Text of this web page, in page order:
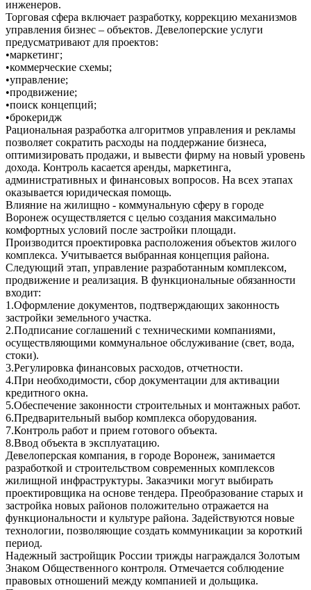
инженеров.
Торговая сфера включает разработку, коррекцию механизмов
управления бизнес – объектов. Девелоперские услуги
предусматривают для проектов:
•маркетинг;
•коммерческие схемы;
•управление;
•продвижение;
•поиск концепций;
•брокеридж
Рациональная разработка алгоритмов управления и рекламы
позволяет сократить расходы на поддержание бизнеса,
оптимизировать продажи, и вывести фирму на новый уровень
дохода. Контроль касается аренды, маркетинга,
административных и финансовых вопросов. На всех этапах
оказывается юридическая помощь.
Влияние на жилищно - коммунальную сферу в городе
Воронеж осуществляется с целью создания максимально
комфортных условий после застройки площади.
Производится проектировка расположения объектов жилого
комплекса. Учитывается выбранная концепция района.
Следующий этап, управление разработанным комплексом,
продвижение и реализация. В функциональные обязанности
входит:
1.Оформление документов, подтверждающих законность
застройки земельного участка.
2.Подписание соглашений с техническими компаниями,
осуществляющими коммунальное обслуживание (свет, вода,
стоки).
3.Регулировка финансовых расходов, отчетности.
4.При необходимости, сбор документации для активации
кредитного окна.
5.Обеспечение законности строительных и монтажных работ.
6.Предварительный выбор комплекса оборудования.
7.Контроль работ и прием готового объекта.
8.Ввод объекта в эксплуатацию.
Девелоперская компания, в городе Воронеж, занимается
разработкой и строительством современных комплексов
жилищной инфраструктуры. Заказчики могут выбирать
проектировщика на основе тендера. Преобразование старых и
застройка новых районов положительно отражается на
функциональности и культуре района. Задействуются новые
технологии, позволяющие создать коммуникации за короткий
период.
Надежный застройщик России трижды награждался Золотым
Знаком Общественного контроля. Отмечается соблюдение
правовых отношений между компанией и дольщика.